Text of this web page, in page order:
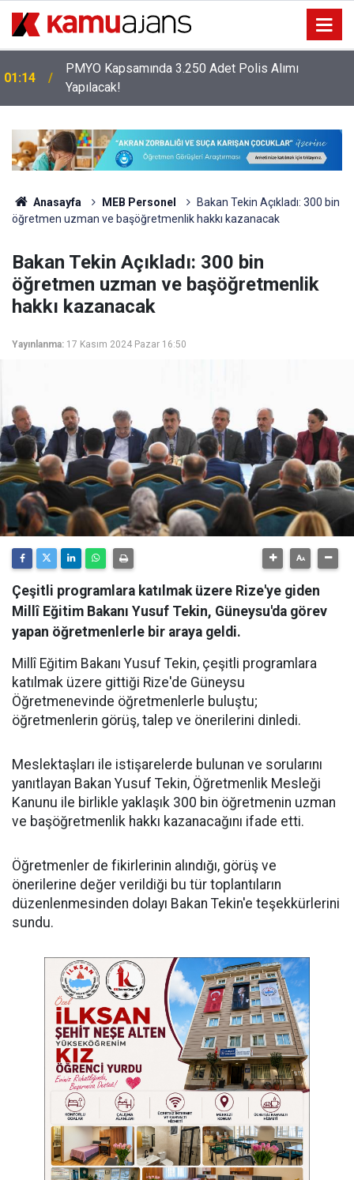
01:14
PMYO Kapsamında 3.250 Adet Polis Alımı
Yapılacak!
Anasayfa MEB Personel
Bakan Tekin Açıkladı: 300 bin
öğretmen uzman ve başöğretmenlik hakkı kazanacak
Bakan Tekin Açıkladı: 300 bin
öğretmen uzman ve başöğretmenlik
hakkı kazanacak
Yayınlanma: 17 Kasım 2024 Pazar 16:50
Çeşitli programlara katılmak üzere Rize'ye giden
Millî Eğitim Bakanı Yusuf Tekin, Güneysu'da görev
yapan öğretmenlerle bir araya geldi.
Millî Eğitim Bakanı Yusuf Tekin, çeşitli programlara
katılmak üzere gittiği Rize'de Güneysu
Öğretmenevinde öğretmenlerle buluştu;
öğretmenlerin görüş, talep ve önerilerini dinledi.
Meslektaşları ile istişarelerde bulunan ve sorularını
yanıtlayan Bakan Yusuf Tekin, Öğretmenlik Mesleği
Kanunu ile birlikle yaklaşık 300 bin öğretmenin uzman
ve başöğretmenlik hakkı kazanacağını ifade etti.
Öğretmenler de fikirlerinin alındığı, görüş ve
önerilerine değer verildiği bu tür toplantıların
düzenlenmesinden dolayı Bakan Tekin'e teşekkürlerini
sundu.